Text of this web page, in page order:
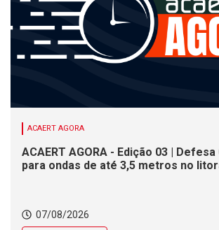
ACAERT AGORA
ACAERT AGORA - Edição 03 |
para ondas de até 3,5 metros no
07/08/2026